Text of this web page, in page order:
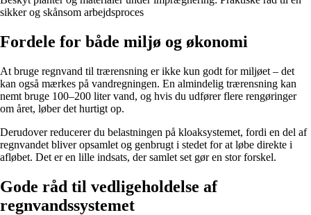
sikker og skånsom arbejdsproces
Fordele for både miljø og økonomi
At bruge regnvand til trærensning er ikke kun godt for miljøet – det
kan også mærkes på vandregningen. En almindelig trærensning kan
nemt bruge 100–200 liter vand, og hvis du udfører flere rengøringer
om året, løber det hurtigt op.
Derudover reducerer du belastningen på kloaksystemet, fordi en del af
regnvandet bliver opsamlet og genbrugt i stedet for at løbe direkte i
afløbet. Det er en lille indsats, der samlet set gør en stor forskel.
Gode råd til vedligeholdelse af
regnvandssystemet